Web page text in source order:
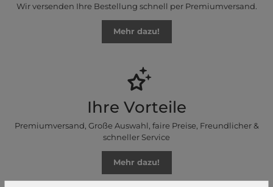
Wir versenden Ihre Bestellung schnell per Premiumversand.
Mehr dazu!
Ihre Vorteile
Premiumversand, Große Auswahl, faire Preise, Freundlicher &
schneller Service
Mehr dazu!